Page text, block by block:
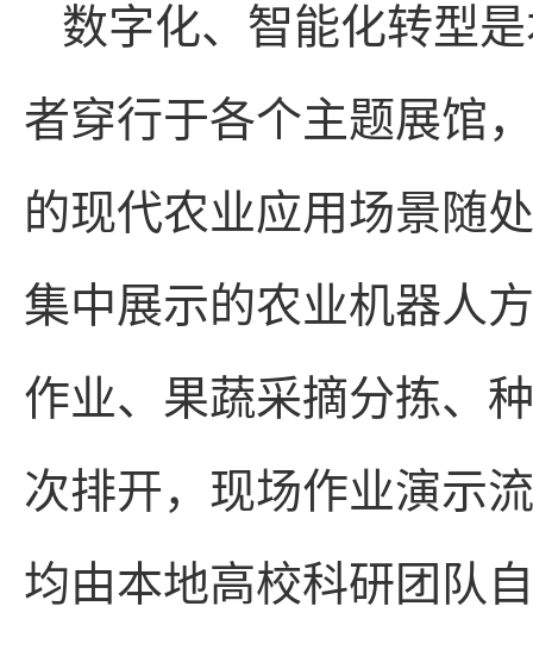
数字化、智能化转型
者穿行于各个主题展馆
的现代农业应用场景随
集中展示的农业机器人
作业、果蔬采摘分拣、
次排开，现场作业演示
均由本地高校科研团队